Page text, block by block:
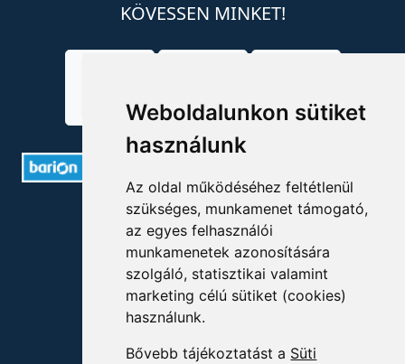
Weboldalunkon sütiket
használunk
Az oldal működéséhez feltétlenül
szükséges, munkamenet támogató,
az egyes felhasználói
munkamenetek azonosítására
szolgáló, statisztikai valamint
marketing célú sütiket (cookies)
használunk.
Bővebb tájékoztatást a Süti
KÖVESSEN MINKET!
ELÉRHETŐSÉGEK
+36 1 880 7600
info@mprx.hu